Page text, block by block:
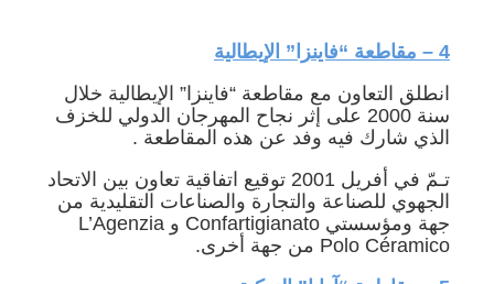
4 – مقاطعة “فاينزا” الإيطالية
انطلق التعاون مع مقاطعة “فاينزا” الإيطالية خلال
سنة 2000 على إثر نجاح المهرجان الدولي للخزف
الذي شارك فيه وفد عن هذه المقاطعة .
تـمّ في أفريل 2001 توقيع اتفاقية تعاون بين الاتحاد
الجهوي للصناعة والتجارة والصناعات التقليدية من
جهة ومؤسستي Confartigianato و L’Agenzia
Polo Céramico من جهة أخرى.